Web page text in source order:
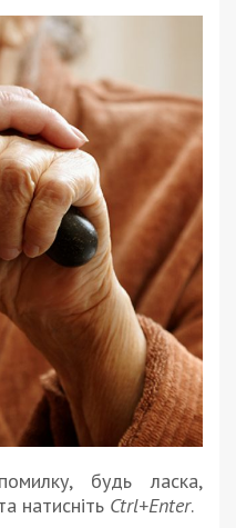
будь ласка,
натисніть Ctrl+Enter.